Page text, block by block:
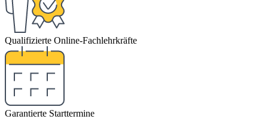
Qualifizierte Online-Fachlehrkräfte
Garantierte Starttermine